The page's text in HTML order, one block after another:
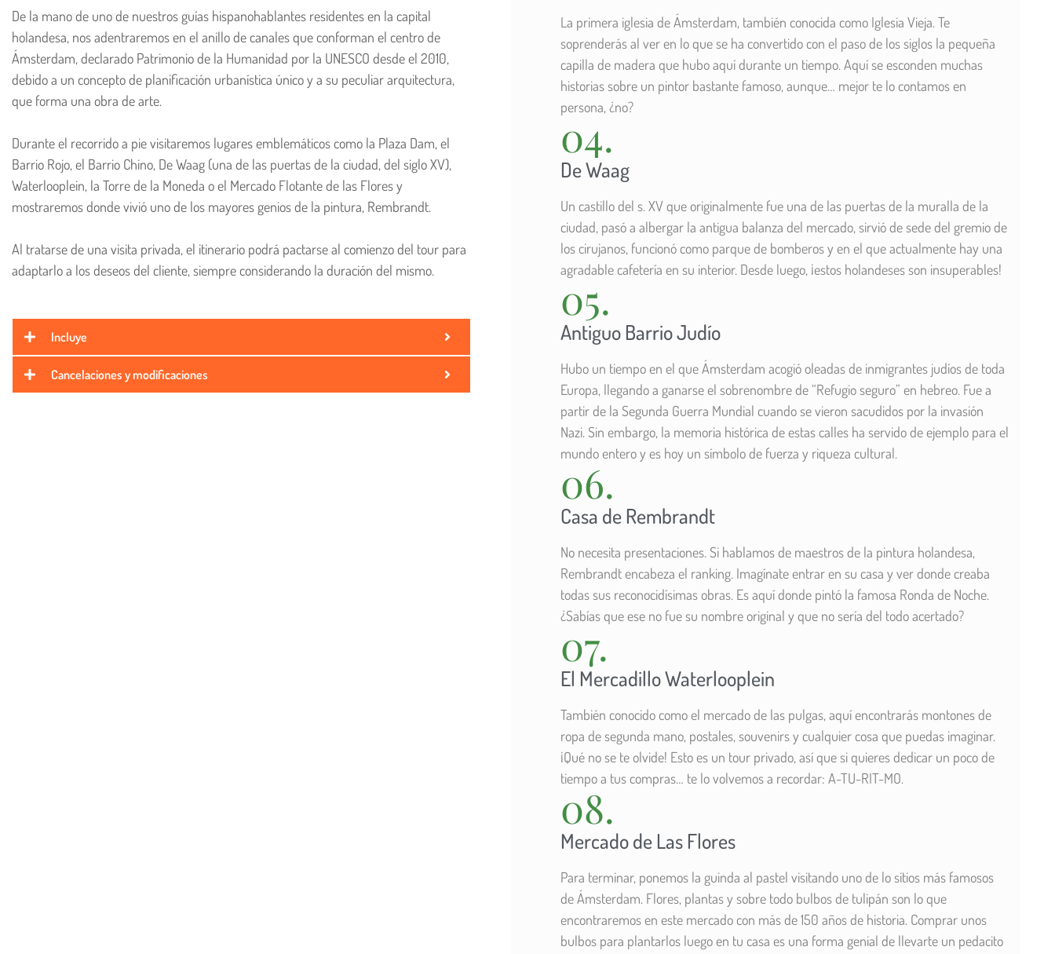
De la mano de uno de nuestros guías hispanohablantes residentes en la capital
holandesa, nos adentraremos en el anillo de canales que conforman el centro de
Ámsterdam, declarado Patrimonio de la Humanidad por la UNESCO desde el 2010,
debido a un concepto de planificación urbanística único y a su peculiar arquitectura,
que forma una obra de arte.
Durante el recorrido a pie visitaremos lugares emblemáticos como la Plaza Dam, el
Barrio Rojo, el Barrio Chino, De Waag (una de las puertas de la ciudad, del siglo XV),
Waterlooplein, la Torre de la Moneda o el Mercado Flotante de las Flores y
mostraremos donde vivió uno de los mayores genios de la pintura, Rembrandt.
Al tratarse de una visita privada, el itinerario podrá pactarse al comienzo del tour para
adaptarlo a los deseos del cliente, siempre considerando la duración del mismo.
Incluye
Cancelaciones y modificaciones
La primera iglesia de Ámsterdam, también conocida como Iglesia Vieja. Te
soprenderás al ver en lo que se ha convertido con el paso de los siglos la pequeña
capilla de madera que hubo aquí durante un tiempo. Aquí se esconden muchas
historias sobre un pintor bastante famoso, aunque… mejor te lo contamos en
persona, ¿no?
04.
De Waag
Un castillo del s. XV que originalmente fue una de las puertas de la muralla de la
ciudad, pasó a albergar la antigua balanza del mercado, sirvió de sede del gremio de
los cirujanos, funcionó como parque de bomberos y en el que actualmente hay una
agradable cafetería en su interior. Desde luego, ¡estos holandeses son insuperables!
05.
Antiguo Barrio Judío
Hubo un tiempo en el que Ámsterdam acogió oleadas de inmigrantes judíos de toda
Europa, llegando a ganarse el sobrenombre de “Refugio seguro” en hebreo. Fue a
partir de la Segunda Guerra Mundial cuando se vieron sacudidos por la invasión
Nazi. Sin embargo, la memoria histórica de estas calles ha servido de ejemplo para el
mundo entero y es hoy un símbolo de fuerza y riqueza cultural.
06.
Casa de Rembrandt
No necesita presentaciones. Si hablamos de maestros de la pintura holandesa,
Rembrandt encabeza el ranking. Imagínate entrar en su casa y ver donde creaba
todas sus reconocidísimas obras. Es aquí donde pintó la famosa Ronda de Noche.
¿Sabías que ese no fue su nombre original y que no sería del todo acertado?
07.
El Mercadillo Waterlooplein
También conocido como el mercado de las pulgas, aquí encontrarás montones de
ropa de segunda mano, postales, souvenirs y cualquier cosa que puedas imaginar.
¡Qué no se te olvide! Esto es un tour privado, así que si quieres dedicar un poco de
tiempo a tus compras… te lo volvemos a recordar: A-TU-RIT-MO.
08.
Mercado de Las Flores
Para terminar, ponemos la guinda al pastel visitando uno de lo sitios más famosos
de Ámsterdam. Flores, plantas y sobre todo bulbos de tulipán son lo que
encontraremos en este mercado con más de 150 años de historia. Comprar unos
bulbos para plantarlos luego en tu casa es una forma genial de llevarte un pedacito